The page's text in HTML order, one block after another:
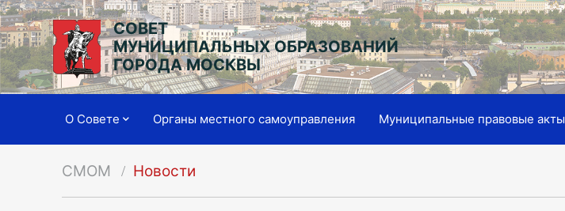
СОВЕТ
МУНИЦИПАЛЬНЫХ ОБРАЗОВАНИЙ
ГОРОДА МОСКВЫ
О Совете Органы местного самоуправления Муниципальные правовые акты
СМОМ Новости